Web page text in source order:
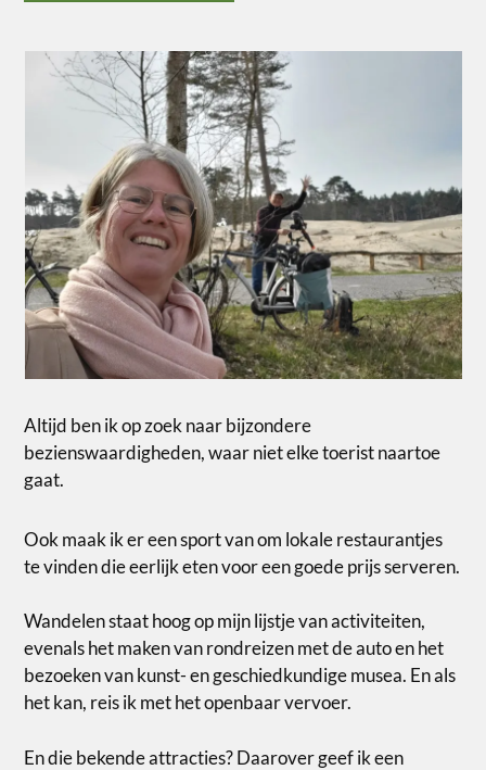
Altijd ben ik op zoek naar bijzondere
bezienswaardigheden, waar niet elke toerist naartoe
gaat.
Ook maak ik er een sport van om lokale restaurantjes
te vinden die eerlijk eten voor een goede prijs serveren.
Wandelen staat hoog op mijn lijstje van activiteiten,
evenals het maken van rondreizen met de auto en het
bezoeken van kunst- en geschiedkundige musea. En als
het kan, reis ik met het openbaar vervoer.
En die bekende attracties? Daarover geef ik een